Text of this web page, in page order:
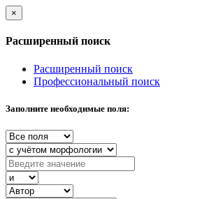
×
Расширенный поиск
Расширенный поиск
Профессиональный поиск
Заполните необходимые поля: